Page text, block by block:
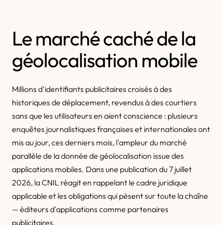
Le marché caché de la
géolocalisation mobile
Millions d'identifiants publicitaires croisés à des
historiques de déplacement, revendus à des courtiers
sans que les utilisateurs en aient conscience : plusieurs
enquêtes journalistiques françaises et internationales ont
mis au jour, ces derniers mois, l'ampleur du marché
parallèle de la donnée de géolocalisation issue des
applications mobiles. Dans une publication du 7 juillet
2026, la CNIL réagit en rappelant le cadre juridique
applicable et les obligations qui pèsent sur toute la chaîne
— éditeurs d'applications comme partenaires
publicitaires.